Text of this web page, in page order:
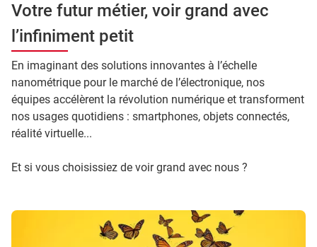
Votre futur métier, voir grand avec
l’infiniment petit
En imaginant des solutions innovantes à l’échelle
nanométrique pour le marché de l’électronique, nos
équipes accélèrent la révolution numérique et transforment
nos usages quotidiens : smartphones, objets connectés,
réalité virtuelle...
Et si vous choisissiez de voir grand avec nous ?